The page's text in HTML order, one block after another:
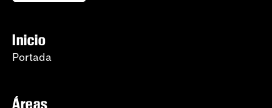
Inicio
Portada
Áreas